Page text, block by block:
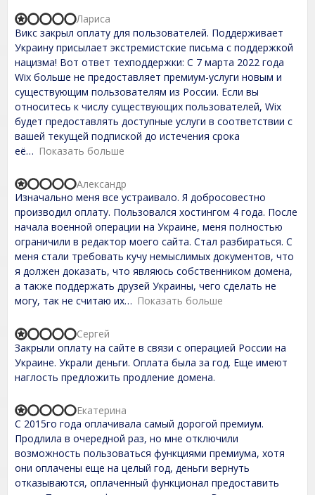
,
0
o
u
t
f
5
R
a
t
e
d
1
,
0
o
u
o
f
Викс закрыл оплату для пользователей. Поддерживает
Украину присылает экстремистские письма с поддержкой
нацизма! Вот ответ техподдержки: С 7 марта 2022 года
Wix больше не предоставляет премиум-услуги новым и
существующим пользователям из России. Если вы
относитесь к числу существующих пользователей, Wix
будет предоставлять доступные услуги в соответствии с
вашей текущей подпиской до истечения срока
её
Показать больше
Лариса
R
a
t
e
d
1
,
0
o
u
t
5
Изначально меня все устраивало. Я добросовестно
производил оплату. Пользовался хостингом 4 года. После
начала военной операции на Украине, меня полностью
ограничили в редактор моего сайта. Стал разбираться. С
меня стали требовать кучу немыслимых документов, что
я должен доказать, что являюсь собственником домена,
а также поддержать друзей Украины, чего сделать не
могу, так не считаю их
Показать больше
Александр
R
a
t
d
,
0
o
u
t
f
5
Закрыли оплату на сайте в связи с операцией России на
Украине. Украли деньги. Оплата была за год. Еще имеют
наглость предложить продление домена.
Сергей
R
a
t
e
d
1
,
С 2015го года оплачивала самый дорогой премиум.
Продлила в очередной раз, но мне отключили
возможность пользоваться функциями премиума, хотя
они оплачены еще на целый год, деньги вернуть
отказываются, оплаченный функционал предоставить
Екатерина